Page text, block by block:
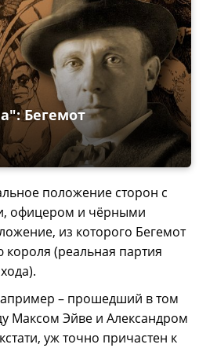
Бегемот
положение сторон с
офицером и чёрными
из которого Бегемот
короля (реальная партия
– прошедший в том
Максом Эйве и Александром
уж точно причастен к